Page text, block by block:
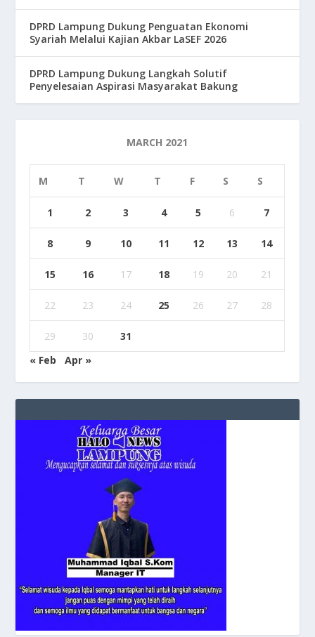
DPRD Lampung Dukung Penguatan Ekonomi
Syariah Melalui Kajian Akbar LaSEF 2026
DPRD Lampung Dukung Langkah Solutif
Penyelesaian Aspirasi Masyarakat Bakung
MARCH 2021
M T W T F S S
1 2 3 4 5 6 7
8 9 10 11 12 13 14
15 16 17 18 19 20 21
22 23 24 25 26 27 28
29 30
31
« Feb
Apr »